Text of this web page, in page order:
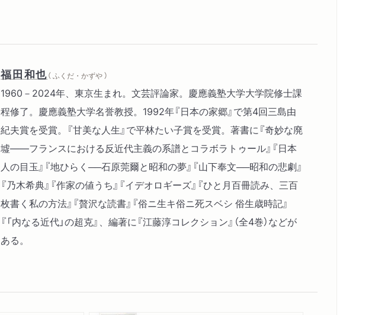
福田和也（ ふくだ・かずや ）
1960－2024年、東京生まれ。文芸評論家。慶應義塾大学大学院修士課
程修了。慶應義塾大学名誉教授。1992年『日本の家郷』で第4回三島由
紀夫賞を受賞。『甘美な人生』で平林たい子賞を受賞。著書に『奇妙な廃
墟――フランスにおける反近代主義の系譜とコラボラトゥール』『日本
人の目玉』『地ひらく──石原莞爾と昭和の夢』『山下奉文──昭和の悲劇』
『乃木希典』『作家の値うち』『イデオロギーズ』『ひと月百冊読み、三百
枚書く私の方法』『贅沢な読書』『俗ニ生キ俗ニ死スベシ 俗生歳時記』
『「内なる近代」の超克』、編著に『江藤淳コレクション』（全4巻）などが
ある。